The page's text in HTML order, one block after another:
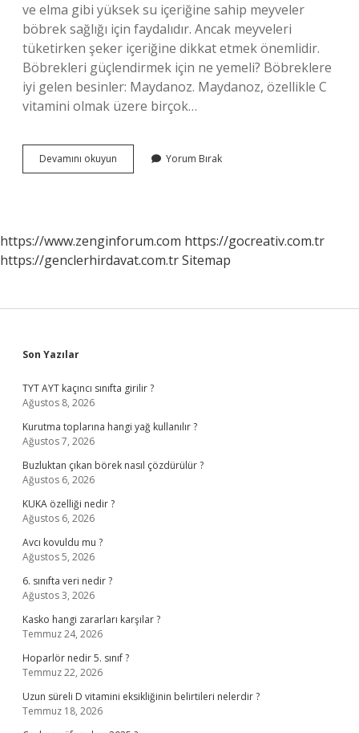
ve elma gibi yüksek su içeriğine sahip meyveler
böbrek sağlığı için faydalıdır. Ancak meyveleri
tüketirken şeker içeriğine dikkat etmek önemlidir.
Böbrekleri güçlendirmek için ne yemeli? Böbreklere
iyi gelen besinler: Maydanoz. Maydanoz, özellikle C
vitamini olmak üzere birçok…
Devamını okuyun
Sağlığı
Yorum Bırak
https://www.zenginforum.com https://gocreativ.com.tr
https://genclerhirdavat.com.trSitemap
Sidebar
Son Yazılar
TYT AYT kaçıncı sınıfta girilir ?
Ağustos 8, 2026
Kurutma toplarına hangi yağ kullanılır ?
Ağustos 7, 2026
Buzluktan çıkan börek nasıl çözdürülür ?
Ağustos 6, 2026
KUKA özelliği nedir ?
Ağustos 6, 2026
Avcı kovuldu mu ?
Ağustos 5, 2026
6. sınıfta veri nedir ?
Ağustos 3, 2026
Kasko hangi zararları karşılar ?
Temmuz 24, 2026
Hoparlör nedir 5. sınıf ?
Temmuz 22, 2026
Uzun süreli D vitamini eksikliğinin belirtileri nelerdir ?
Temmuz 18, 2026